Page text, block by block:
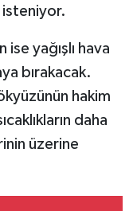
isteniyor.
ise yağışlı hava
bırakacak.
hakim
daha
üzerine